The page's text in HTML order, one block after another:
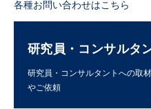
各種お問い合わせはこちら
研究員・コンサルタ
研究員・コンサルタントへの取
やご依頼